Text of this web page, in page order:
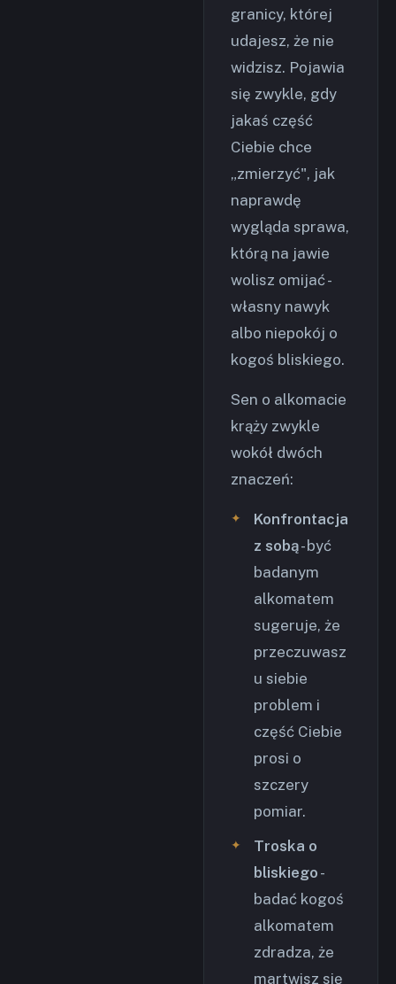
granicy, której
udajesz, że nie
widzisz. Pojawia
się zwykle, gdy
jakaś część
Ciebie chce
„zmierzyć", jak
naprawdę
wygląda sprawa,
którą na jawie
wolisz omijać -
własny nawyk
albo niepokój o
kogoś bliskiego.
Sen o alkomacie
krąży zwykle
wokół dwóch
znaczeń:
Konfrontacja
z sobą- być
badanym
alkomatem
sugeruje, że
przeczuwasz
u siebie
problem i
część Ciebie
prosi o
szczery
pomiar.
Troska o
bliskiego -
badać kogoś
alkomatem
zdradza, że
martwisz się